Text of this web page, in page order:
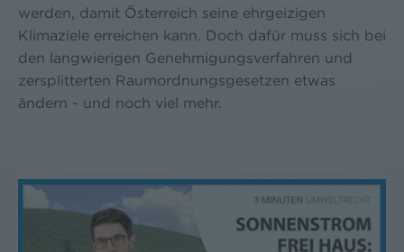
werden, damit Österreich seine ehrgeizigen
Klimaziele erreichen kann. Doch dafür muss sich bei
den langwierigen Genehmigungsverfahren und
zersplitterten Raumordnungsgesetzen etwas
ändern - und noch viel mehr.